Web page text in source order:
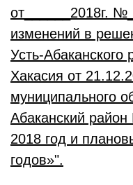
от______2018г.
изменений в
Усть-Абаканского
Хакасия от
муниципального
Абаканский район
2018 год и
годов»".